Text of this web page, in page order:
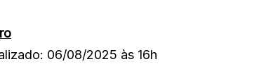
06/08/2025 às 16h